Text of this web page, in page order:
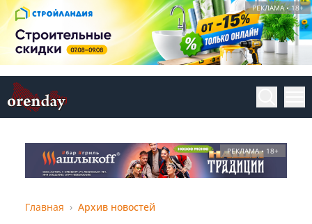
РЕКЛАМА • 18+
РЕКЛАМА • 18+
Главная Архив новостей